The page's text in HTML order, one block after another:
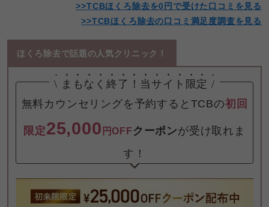
>>TCBほくろ除去を0円で受けた口コミを見る
>>TCBほくろ除去の口コミ満足度調査を見る
ほくろ除去で話題の人気クリニック！
\ まもなく終了！ 当サイト限定 /
無料カウンセリングを予約するとTCBの初回
限定25,000 円OFF クーポンが受け取れま
す！